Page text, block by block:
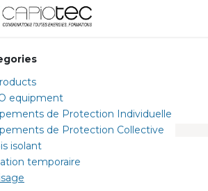
equipment
de Protection Individuelle
de Protection Collective
isolant
temporaire